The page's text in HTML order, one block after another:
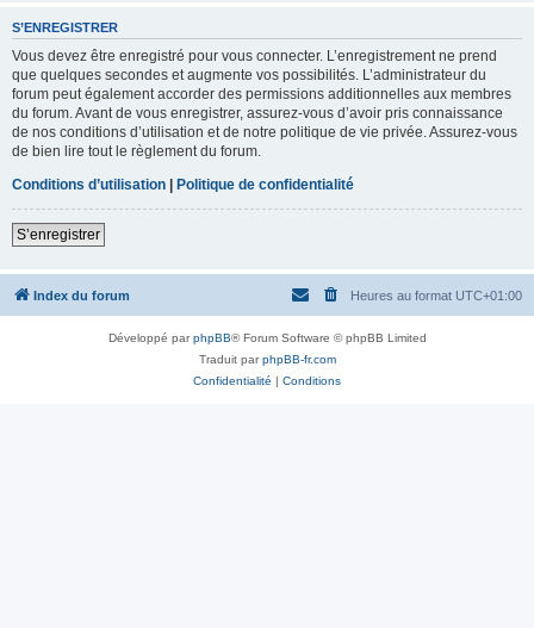
S’ENREGISTRER
Vous devez être enregistré pour vous connecter. L’enregistrement ne prend
que quelques secondes et augmente vos possibilités. L’administrateur du
forum peut également accorder des permissions additionnelles aux membres
du forum. Avant de vous enregistrer, assurez-vous d’avoir pris connaissance
de nos conditions d’utilisation et de notre politique de vie privée. Assurez-vous
de bien lire tout le règlement du forum.
Conditions d’utilisation | Politique de confidentialité
S’enregistrer
Index du forum Heures au format UTC+01:00
Développé parphpBB® Forum Software © phpBB Limited
Traduit parphpBB-fr.com
Confidentialité | Conditions